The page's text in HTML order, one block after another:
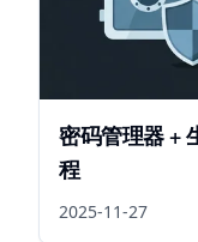
密码管理器 +
程
2025-11-27